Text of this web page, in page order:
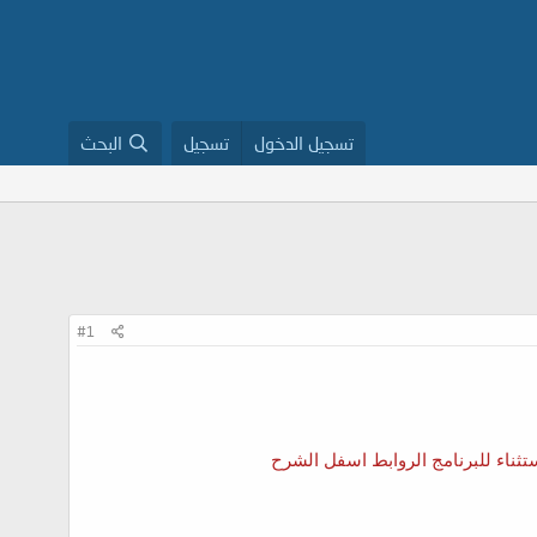
تسجيل الدخول تسجيل البحث
#1
للبرنامج الروابط اسفل الشرح